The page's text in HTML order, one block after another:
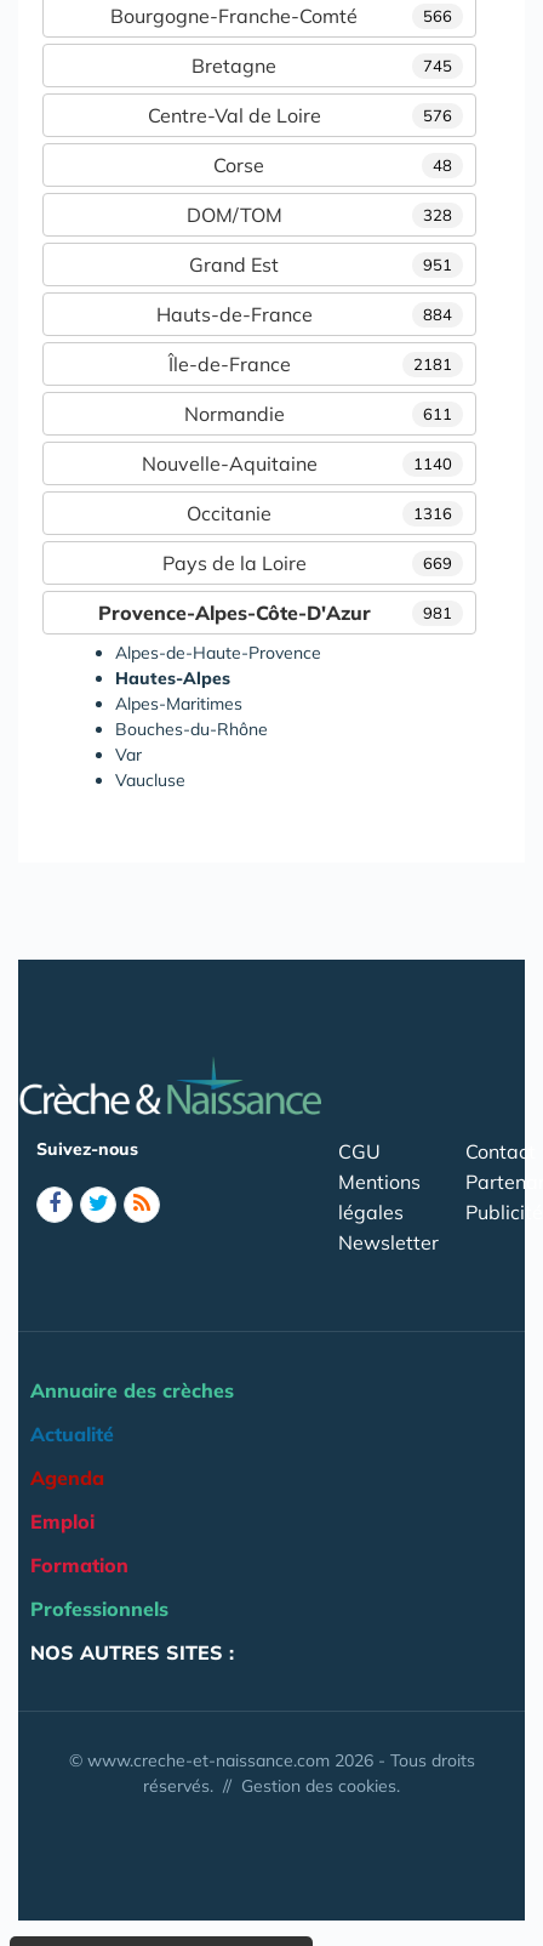
566
Bourgogne-Franche-Comté
745
Bretagne
576
Centre-Val de Loire
48
Corse
328
DOM/TOM
951
Grand Est
884
Hauts-de-France
2181
Île-de-France
611
Normandie
1140
Nouvelle-Aquitaine
1316
Occitanie
669
Pays de la Loire
981
Provence-Alpes-Côte-D'Azur
Alpes-de-Haute-Provence
Hautes-Alpes
Alpes-Maritimes
Bouches-du-Rhône
Var
Vaucluse
Suivez-nous
CGU
Mentions
légales
Newsletter
Contact
Publicité
Annuaire des crèches
Actualité
Agenda
Emploi
Formation
Professionnels
NOS AUTRES SITES :
© www.creche-et-naissance.com 2026 - Tous droits
réservés. // Gestion des cookies.